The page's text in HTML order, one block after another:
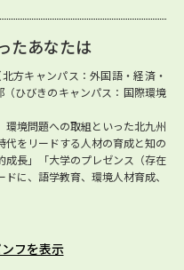
たあなたは
方キャンパス：外国語・経済・
ひびきのキャンパス：国際環境
環境問題への取組といった北九州
をリードする人材の育成と知の
成長」「大学のプレゼンス（存在
に、語学教育、環境人材育成、
フを表示